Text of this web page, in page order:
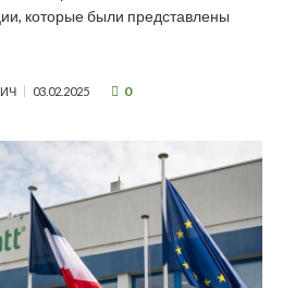
которые были представлены
03.02.2025 0